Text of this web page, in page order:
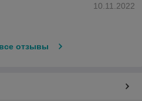
10.11.2022
отзывы